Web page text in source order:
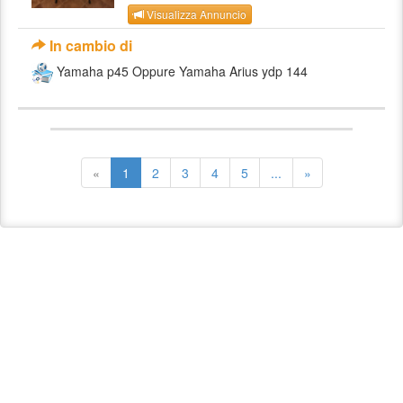
Visualizza Annuncio
In cambio di
Yamaha p45 Oppure Yamaha Arius ydp 144
« 1 2 3 4 5 ... »